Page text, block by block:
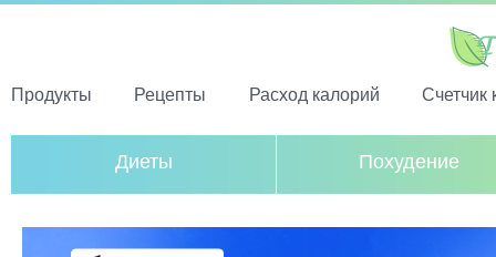
Продукты Рецепты Расход калорий Счетчик
Диеты Похудение